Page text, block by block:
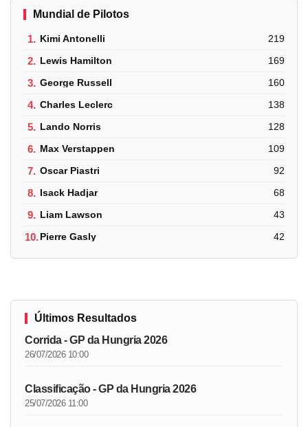
Mundial de Pilotos
1. Kimi Antonelli 219
2. Lewis Hamilton 169
3. George Russell 160
4. Charles Leclerc 138
5. Lando Norris 128
6. Max Verstappen 109
7. Oscar Piastri 92
8. Isack Hadjar 68
9. Liam Lawson 43
10.Pierre Gasly 42
Últimos Resultados
Corrida - GP da Hungria 2026
26/07/2026 10:00
Classificação - GP da Hungria 2026
25/07/2026 11:00